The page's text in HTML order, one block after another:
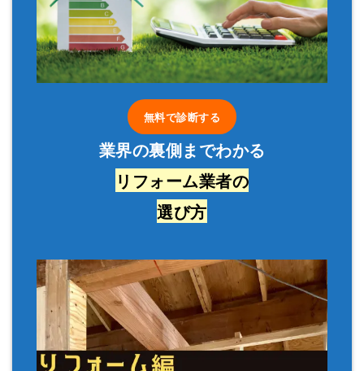
無料で診断する
業界の裏側までわかる
リフォーム業者の
選び方